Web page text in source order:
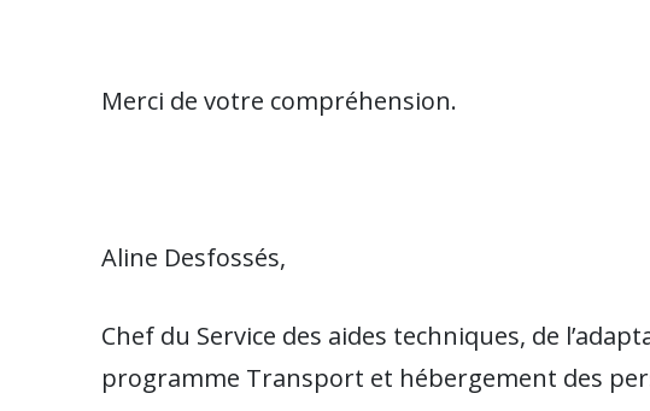
Merci de votre compréhension.
Aline Desfossés,
Chef du Service des aides techniques, de
programme Transport et hébergement des